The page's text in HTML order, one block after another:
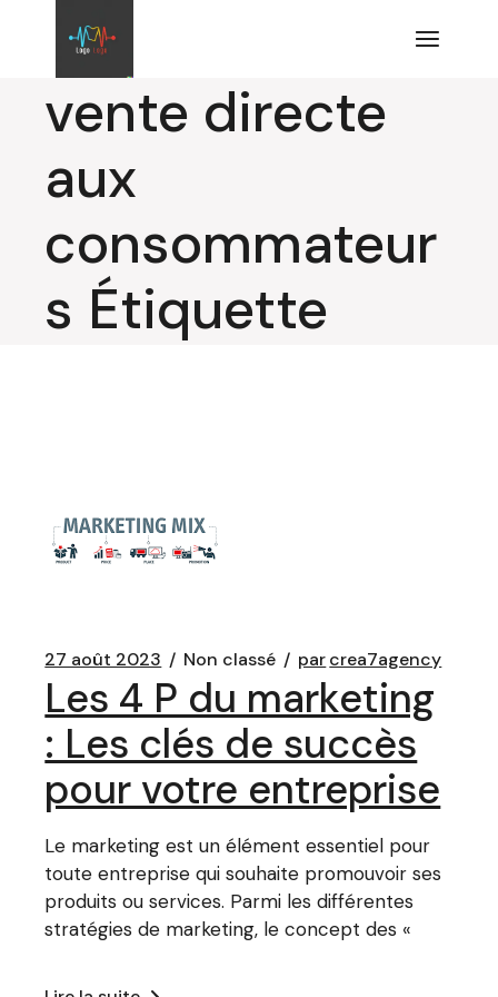
contenu
vente directe
aux
consommateur
s Étiquette
27 août 2023 Non classé parcrea7agency
Les 4 P du marketing
: Les clés de succès
pour votre entreprise
Le marketing est un élément essentiel pour
toute entreprise qui souhaite promouvoir ses
produits ou services. Parmi les différentes
stratégies de marketing, le concept des «